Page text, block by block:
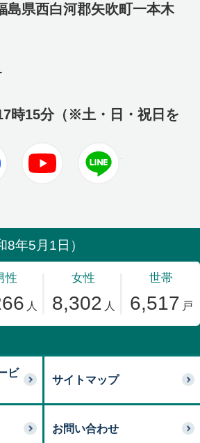
島県西白河郡矢吹町一本木
時15分（※土・日・祝日を
Facebook Youtube
ビ
サイトマップ
お問い合わせ